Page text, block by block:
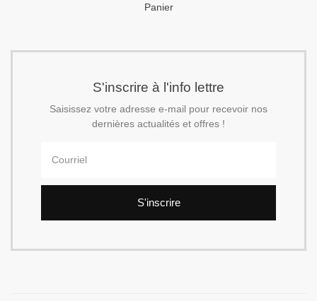
Panier
S'inscrire à l'info lettre
Saisissez votre adresse e-mail pour recevoir nos
dernières actualités et offres !
S'inscrire